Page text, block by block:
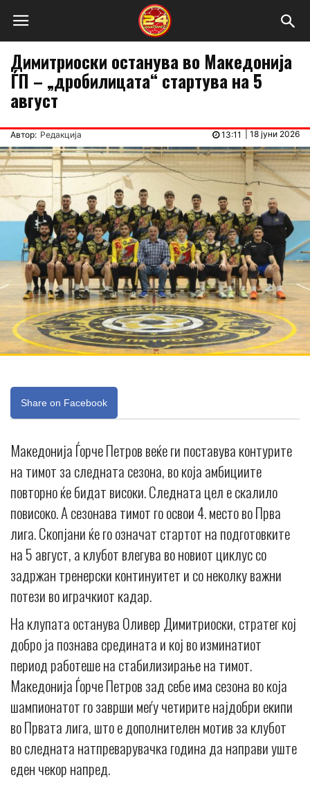
Димитриоски останува во Македонија
ЃП – „дробилицата“ стартува на 5
август
Автор: Редакција 18 јуни 2026
13:11
Share on Facebook
Македонија Ѓорче Петров веќе ги поставува контурите
на тимот за следната сезона, во која амбициите
повторно ќе бидат високи. Следната цел е скалило
повисоко. А сезонава тимот го освои 4. место во Прва
лига. Скопјани ќе го означат стартот на подготовките
на 5 август, а клубот влегува во новиот циклус со
задржан тренерски континуитет и со неколку важни
потези во играчкиот кадар.
На клупата останува Оливер Димитриоски, стратег кој
добро ја познава средината и кој во изминатиот
период работеше на стабилизирање на тимот.
Македонија Ѓорче Петров зад себе има сезона во која
шампионатот го заврши меѓу четирите најдобри екипи
во Првата лига, што е дополнителен мотив за клубот
во следната натпреварувачка година да направи уште
еден чекор напред.